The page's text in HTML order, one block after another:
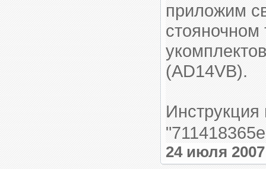
приложим
(AD14VB).
24 июля